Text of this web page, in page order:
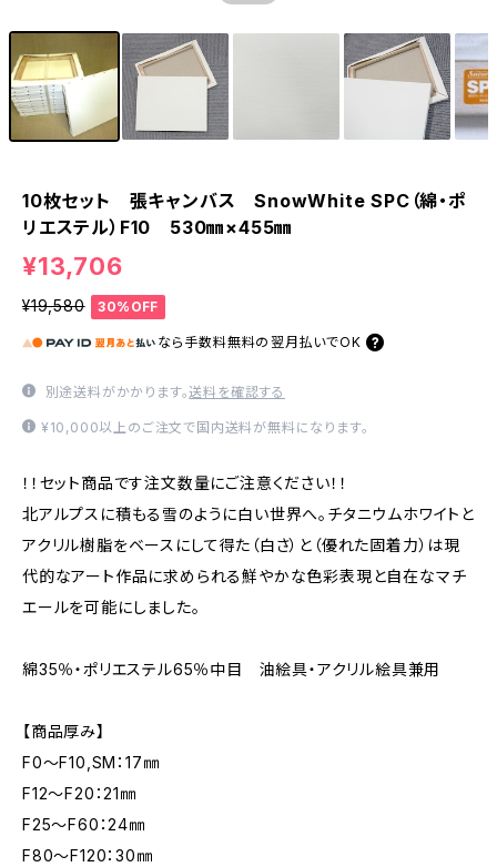
10枚セット 張キャンバス SnowWhite SPC（綿・ポ
リエステル）F10 530㎜×455㎜
¥13,706
¥19,580 30%OFF
なら 手数料無料の 翌月払いでOK
別途送料がかかります。送料を確認する
¥10,000以上のご注文で国内送料が無料になります。
！！セット商品です注文数量にご注意ください！！
北アルプスに積もる雪のように白い世界へ。チタニウムホワイトと
アクリル樹脂をベースにして得た（白さ）と（優れた固着力）は現
代的なアート作品に求められる鮮やかな色彩表現と自在なマチ
エールを可能にしました。
綿35％・ポリエステル65％中目 油絵具・アクリル絵具兼用
【商品厚み】
F0～F10,SM：17㎜
F12～F20：21㎜
F25～F60：24㎜
F80～F120：30㎜